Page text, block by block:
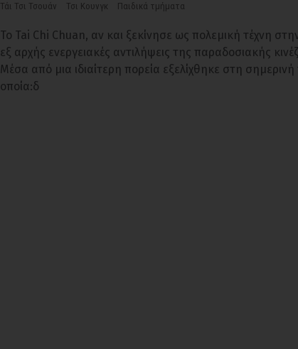
Τάι Τσι Τσουάν Τσι Κουνγκ Παιδικά τμήματα
Το Tai Chi Chuan, αν και ξεκίνησε ως πολεμική τέχνη
εξ αρχής ενεργειακές αντιλήψεις της παραδοσιακής
Μέσα από μια ιδιαίτερη πορεία εξελίχθηκε στη
οποία:δ